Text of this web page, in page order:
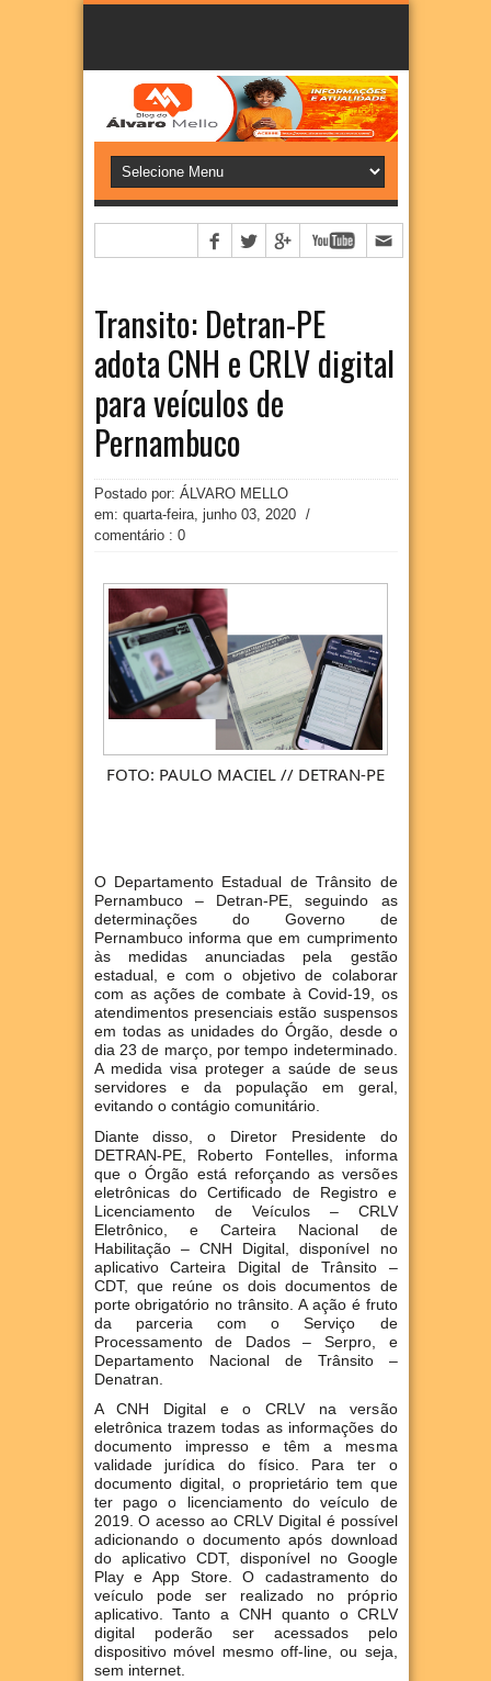
Transito: Detran-PE
adota CNH e CRLV digital
para veículos de
Pernambuco
Postado por: ÁLVARO MELLO
em: quarta-feira, junho 03, 2020
/
comentário : 0
FOTO: PAULO MACIEL // DETRAN-PE
O Departamento Estadual de Trânsito de
Pernambuco – Detran-PE, seguindo as
determinações do Governo de
Pernambuco informa que em cumprimento
às medidas anunciadas pela gestão
estadual, e com o objetivo de colaborar
com as ações de combate à Covid-19, os
atendimentos presenciais estão suspensos
em todas as unidades do Órgão, desde o
dia 23 de março, por tempo indeterminado.
A medida visa proteger a saúde de seus
servidores e da população em geral,
evitando o contágio comunitário.
Diante disso, o Diretor Presidente do
DETRAN-PE, Roberto Fontelles, informa
que o Órgão está reforçando as versões
eletrônicas do Certificado de Registro e
Licenciamento de Veículos – CRLV
Eletrônico, e Carteira Nacional de
Habilitação – CNH Digital, disponível no
aplicativo Carteira Digital de Trânsito –
CDT, que reúne os dois documentos de
porte obrigatório no trânsito. A ação é fruto
da parceria com o Serviço de
Processamento de Dados – Serpro, e
Departamento Nacional de Trânsito –
Denatran.
A CNH Digital e o CRLV na versão
eletrônica trazem todas as informações do
documento impresso e têm a mesma
validade jurídica do físico. Para ter o
documento digital, o proprietário tem que
ter pago o licenciamento do veículo de
2019. O acesso ao CRLV Digital é possível
adicionando o documento após download
do aplicativo CDT, disponível no Google
Play e App Store. O cadastramento do
veículo pode ser realizado no próprio
aplicativo. Tanto a CNH quanto o CRLV
digital poderão ser acessados pelo
dispositivo móvel mesmo off-line, ou seja,
sem internet.